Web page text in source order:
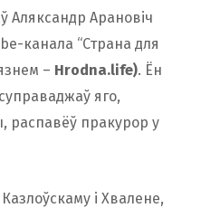
Аляксандр Арановіч
канала “Страна для
– Hrodna.life). Ён
яго,
распавёў пракурор у
і Хвалене,